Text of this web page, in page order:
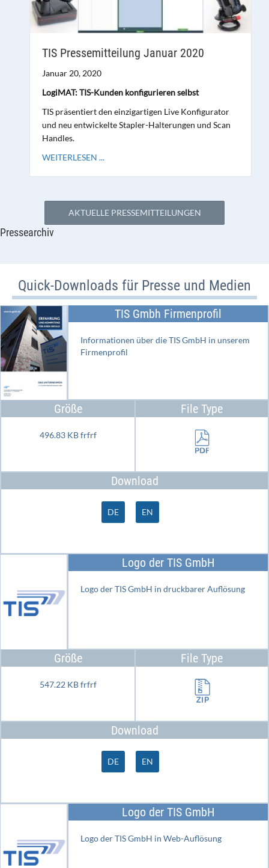
TIS Pressemitteilung Januar 2020
Januar 20, 2020
LogiMAT: TIS-Kunden konfigurieren selbst
TIS präsentiert den einzigartigen Live Konfigurator
und neu entwickelte Stapler-Halterungen und Scan
Handles.
WEITERLESEN ...
AKTUELLE PRESSEMITTEILUNGEN
Pressearchiv
Quick-Downloads für Presse und Medien
TIS Gmbh Firmenprofil
Informationen über die TIS GmbH in unserem
Firmenprofil
Größe
496.83 KB frfrf
File Type
Download
DE EN
Logo der TIS GmbH
Logo der TIS GmbH in druckbarer Auflösung
Größe
547.22 KB frfrf
File Type
Download
DE EN
Logo der TIS GmbH
Logo der TIS GmbH in Web-Auflösung